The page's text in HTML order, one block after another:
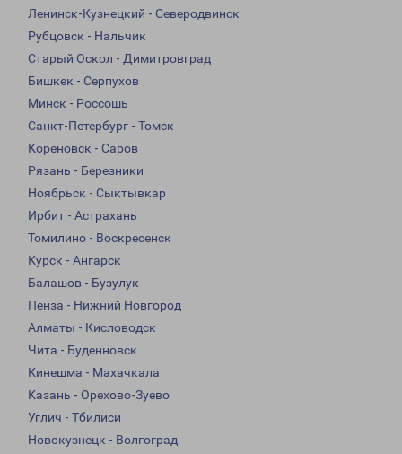
Ленинск-Кузнецкий - Северодвинск
Рубцовск - Нальчик
Старый Оскол - Димитровград
Бишкек - Серпухов
Минск - Россошь
Санкт-Петербург - Томск
Кореновск - Саров
Рязань - Березники
Ноябрьск - Сыктывкар
Ирбит - Астрахань
Томилино - Воскресенск
Курск - Ангарск
Балашов - Бузулук
Пенза - Нижний Новгород
Алматы - Кисловодск
Чита - Буденновск
Кинешма - Махачкала
Казань - Орехово-Зуево
Углич - Тбилиси
Новокузнецк - Волгоград